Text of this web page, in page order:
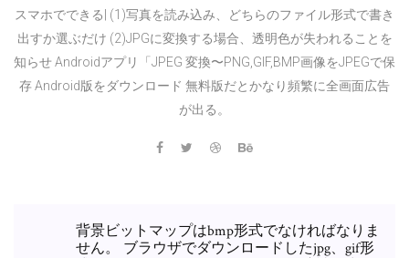
スマホでできる| (1)写真を読み込み、どちらのファイル形式で書き
出すか選ぶだけ (2)JPGに変換する場合、透明色が失われることを
知らせ Androidアプリ「JPEG 変換〜PNG,GIF,BMP画像をJPEGで保
存 Android版をダウンロード 無料版だとかなり頻繁に全画面広告
が出る。
背景ビットマップはbmp形式でなければなりま
せん。 ブラウザでダウンロードしたjpg、gif形